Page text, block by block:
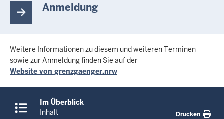
Anmeldung
Weitere Informationen zu diesem und weiteren Terminen
sowie zur Anmeldung finden Sie auf der
Website von grenzgaenger.nrw
Inhalte
Im Überblick
Inhalt
Drucken